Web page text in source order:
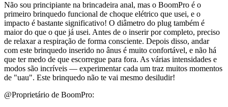
Não sou principiante na brincadeira anal, mas o BoomPro é o
primeiro brinquedo funcional de choque elétrico que usei, e o
impacto é bastante significativo! O diâmetro do plug também é
maior do que o que já usei. Antes de o inserir por completo, preciso
de relaxar a respiração de forma consciente. Depois disso, andar
com este brinquedo inserido no ânus é muito confortável, e não há
que ter medo de que escorregue para fora. As várias intensidades e
modos são incríveis — experimentar cada um traz muitos momentos
de "uau". Este brinquedo não te vai mesmo desiludir!
@Proprietário de BoomPro: